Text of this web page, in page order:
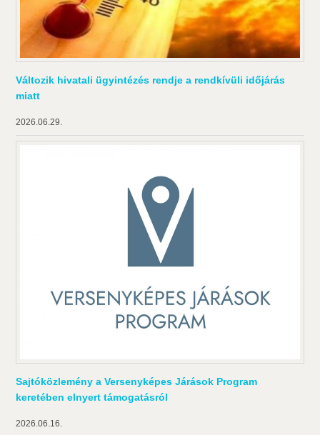
Változik hivatali ügyintézés rendje a rendkívüli időjárás
miatt
2026.06.29.
Sajtóközlemény a Versenyképes Járások Program
keretében elnyert támogatásról
2026.06.16.